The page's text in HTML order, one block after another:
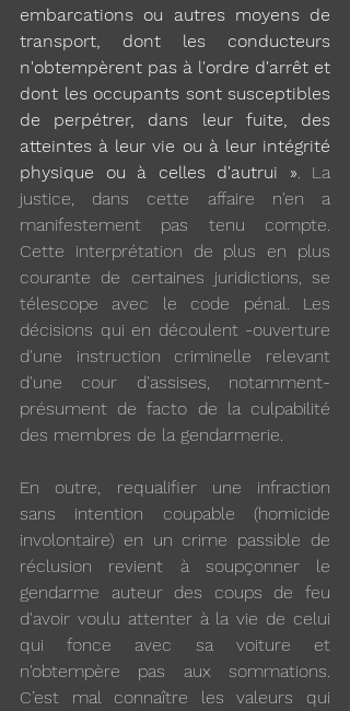
embarcations ou autres moyens de
transport, dont les conducteurs
n'obtempèrent pas à l'ordre d'arrêt et
dont les occupants sont susceptibles
de perpétrer, dans leur fuite, des
atteintes à leur vie ou à leur intégrité
physique ou à celles d'autrui » . La
justice, dans cette affaire n'en a
manifestement pas tenu compte.
Cette interprétation de plus en plus
courante de certaines juridictions, se
télescope avec le code pénal. Les
décisions qui en découlent -ouverture
d'une instruction criminelle relevant
d'une cour d'assises, notamment-
présument de facto de la culpabilité
des membres de la gendarmerie.
En outre, requalifier une infraction
sans intention coupable (homicide
involontaire) en un crime passible de
réclusion revient à soupçonner le
gendarme auteur des coups de feu
d'avoir voulu attenter à la vie de celui
qui fonce avec sa voiture et
n'obtempère pas aux sommations.
C’est mal connaître les valeurs qui